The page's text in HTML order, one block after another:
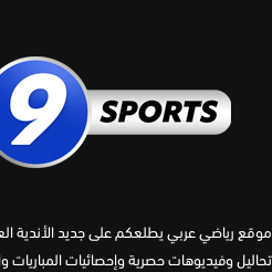
رياضي عربي يطلعكم على جديد الأندية
وفيديوهات حصرية وإحصائيات المباريات